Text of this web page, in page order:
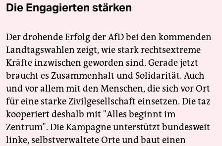
Die Engagierten stärken
Der drohende Erfolg der AfD bei den kommenden
Landtagswahlen zeigt, wie stark rechtsextreme
Kräfte inzwischen geworden sind. Gerade jetzt
braucht es Zusammenhalt und Solidarität. Auch
und vor allem mit den Menschen, die sich vor Ort
für eine starke Zivilgesellschaft einsetzen. Die taz
kooperiert deshalb mit "Alles beginnt im
Zentrum". Die Kampagne unterstützt bundesweit
linke, selbstverwaltete Orte und baut einen